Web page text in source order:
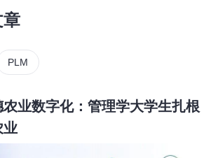
章
PLM
业数字化：管理学大学生扎根
业